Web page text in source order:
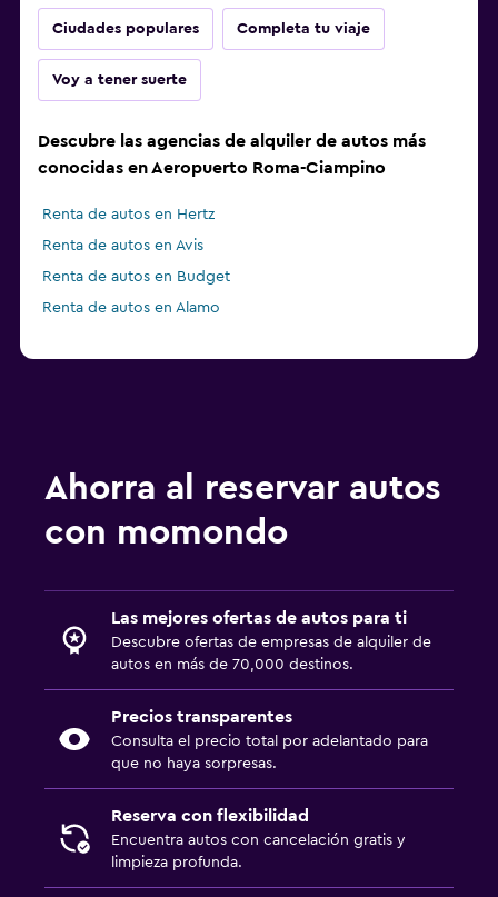
Ciudades populares Completa tu viaje
Voy a tener suerte
Descubre las agencias de alquiler de autos más
conocidas en Aeropuerto Roma-Ciampino
Renta de autos en Hertz
Renta de autos en Avis
Renta de autos en Budget
Renta de autos en Alamo
Ahorra al reservar autos
con momondo
Las mejores ofertas de autos para ti
Descubre ofertas de empresas de alquiler de
autos en más de 70,000 destinos.
Precios transparentes
Consulta el precio total por adelantado para
que no haya sorpresas.
Reserva con flexibilidad
Encuentra autos con cancelación gratis y
limpieza profunda.